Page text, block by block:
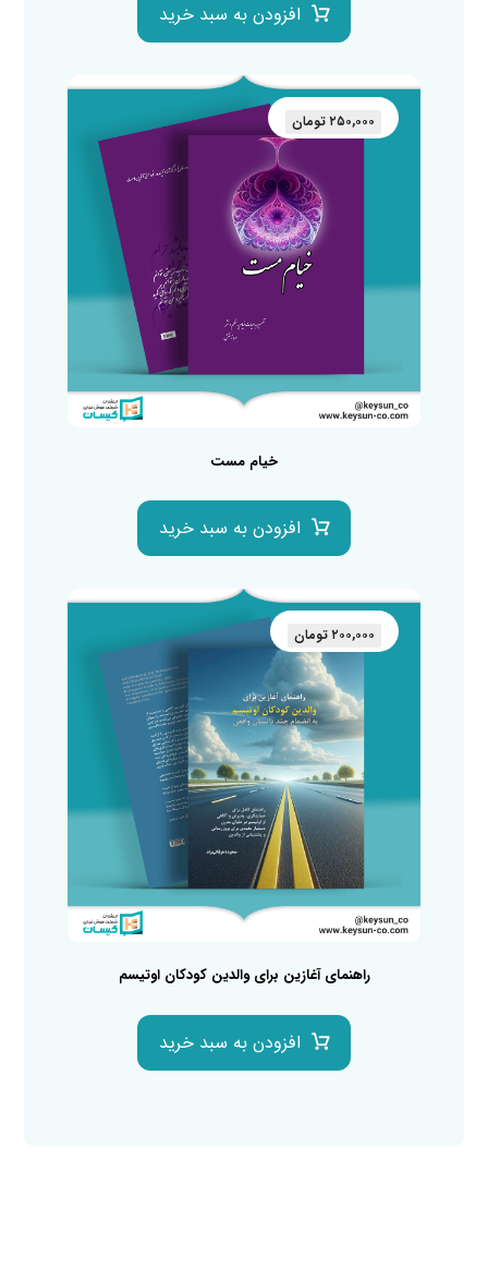
افزودن به سبد خرید
خیام مست
۲۵۰,۰۰۰ تومان
افزودن به سبد خرید
راهنمای آغازین برای والدین کودکان اوتیسم
۲۰۰,۰۰۰ تومان
افزودن به سبد خرید